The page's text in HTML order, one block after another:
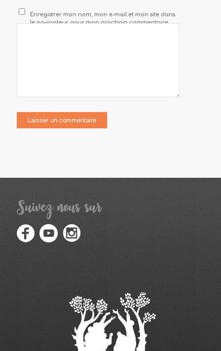
Enregistrer mon nom, mon e-mail et mon site dans
le navigateur pour mon prochain commentaire.
Suivez nous sur